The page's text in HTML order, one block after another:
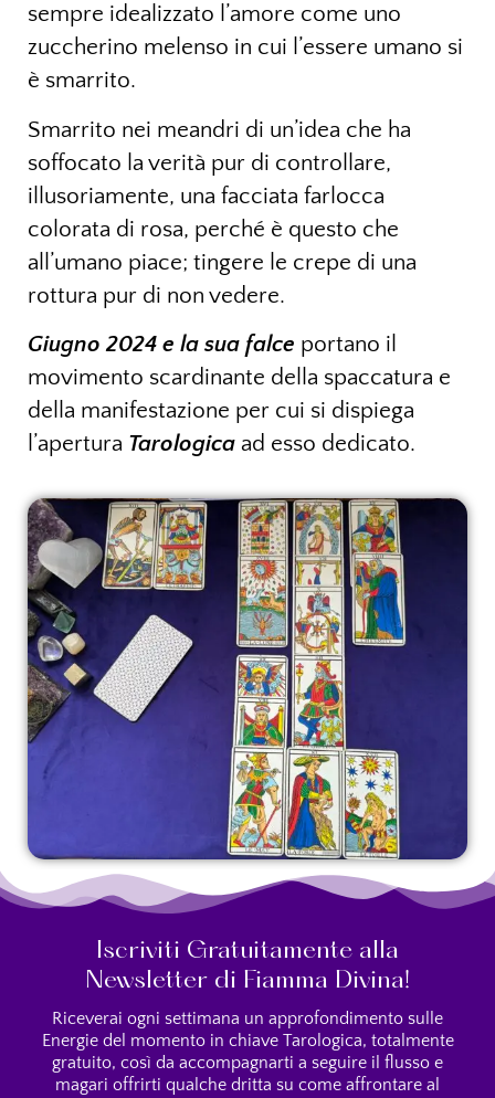
sempre idealizzato l’amore come uno
zuccherino melenso in cui l’essere umano si
è smarrito.
Smarrito nei meandri di un’idea che ha
soffocato la verità pur di controllare,
illusoriamente, una facciata farlocca
colorata di rosa, perché è questo che
all’umano piace; tingere le crepe di una
rottura pur di non vedere.
Giugno 2024 e la sua falce portano il
movimento scardinante della spaccatura e
della manifestazione per cui si dispiega
l’apertura Tarologica ad esso dedicato.
Iscriviti Gratuitamente alla
Newsletter di Fiamma Divina!
Riceverai ogni settimana un approfondimento sulle
Energie del momento in chiave Tarologica, totalmente
gratuito, così da accompagnarti a seguire il flusso e
magari offrirti qualche dritta su come affrontare al